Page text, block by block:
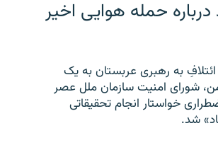
درباره حمله هوایی اخیر
به رهبری عربستان به یک
شورای امنیت سازمان ملل عصر
خواستار انجام تحقیقاتی
شد.